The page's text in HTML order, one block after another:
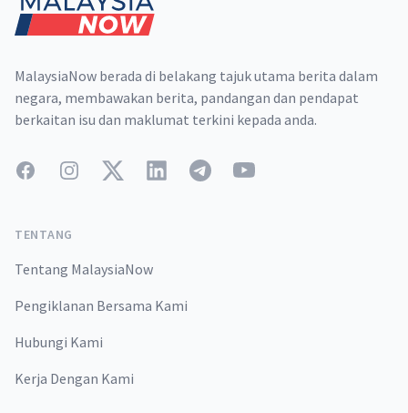
MalaysiaNow berada di belakang tajuk utama berita dalam
negara, membawakan berita, pandangan dan pendapat
berkaitan isu dan maklumat terkini kepada anda.
FacebookInstagramTwitterLinkedInTelegramYouTube
TENTANG
Tentang MalaysiaNow
Pengiklanan Bersama Kami
Hubungi Kami
Kerja Dengan Kami